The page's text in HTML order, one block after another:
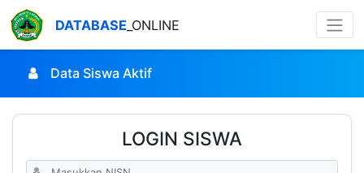
DATABASE _ONLINE
Data Siswa Aktif
LOGIN SISWA